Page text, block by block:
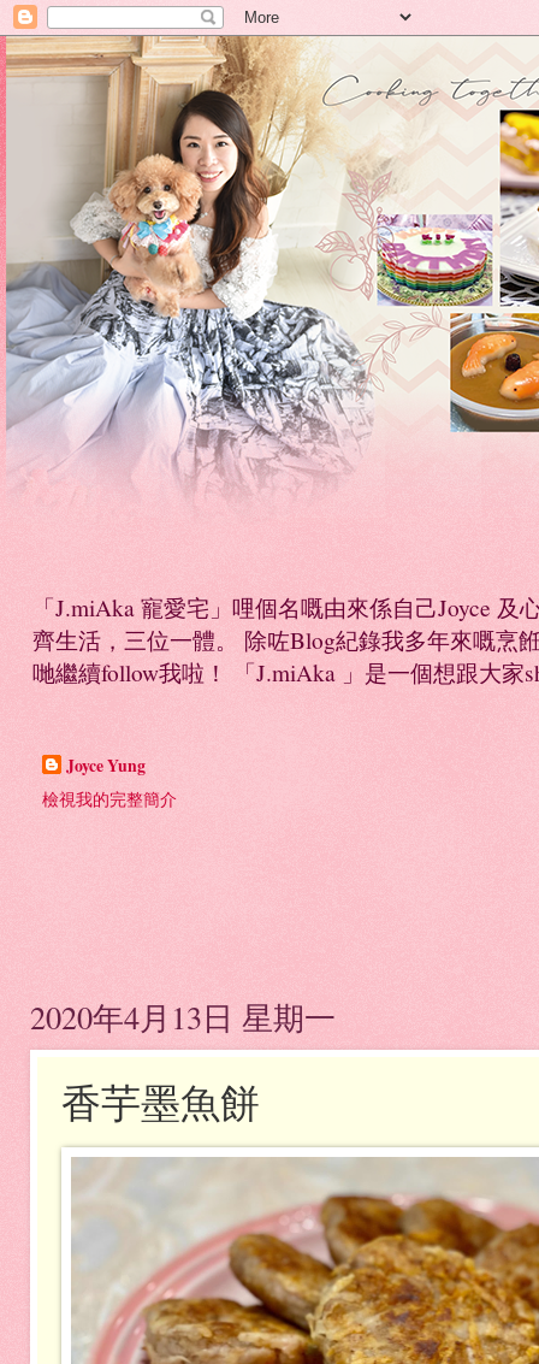
「J.miAka 寵愛宅」哩個名嘅由來係自己Joyce
齊生活，三位一體。 除咗Blog紀錄我多年來嘅烹
哋繼續follow我啦！ 「J.miAka 」是一個想跟大家
Joyce Yung
檢視我的完整簡介
2020年4月13日 星期一
香芋墨魚餅